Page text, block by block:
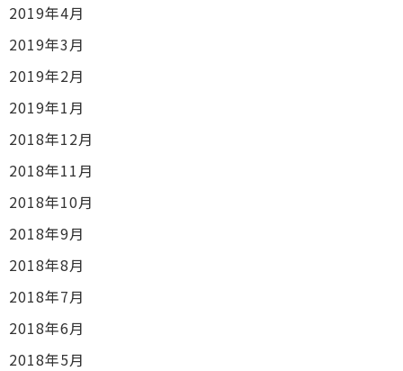
2019年4月
2019年3月
2019年2月
2019年1月
2018年12月
2018年11月
2018年10月
2018年9月
2018年8月
2018年7月
2018年6月
2018年5月